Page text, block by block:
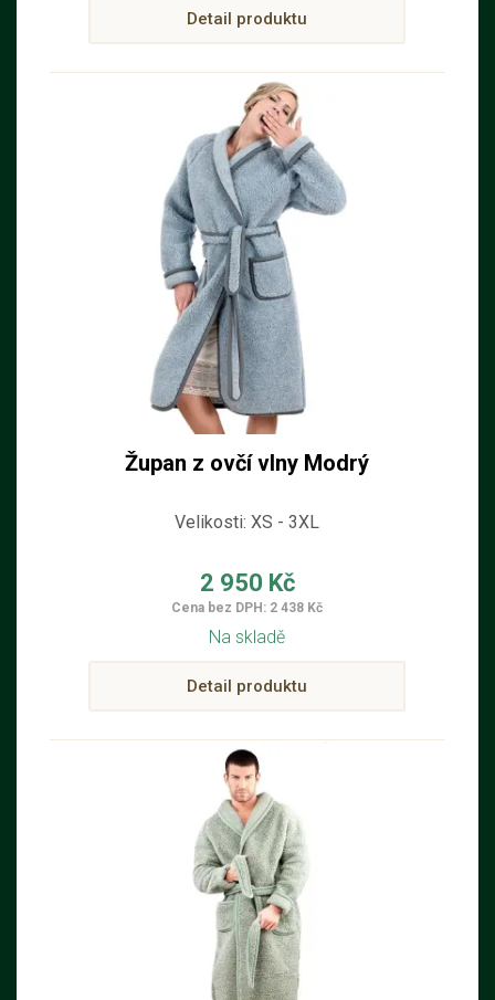
Detail produktu
Župan z ovčí vlny Modrý
Velikosti: XS - 3XL
2 950 Kč
Cena bez DPH: 2 438 Kč
Na skladě
Detail produktu